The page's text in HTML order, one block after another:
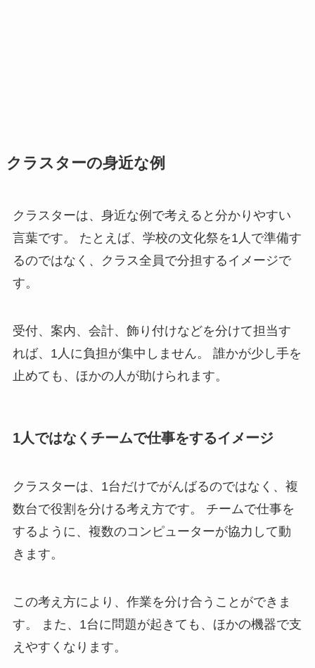
クラスターの身近な例
クラスターは、身近な例で考えると分かりやすい
言葉です。 たとえば、学校の文化祭を1人で準備す
るのではなく、クラス全員で分担するイメージで
す。
受付、案内、会計、飾り付けなどを分けて担当す
れば、1人に負担が集中しません。 誰かが少し手を
止めても、ほかの人が助けられます。
1人ではなくチームで仕事をするイメージ
クラスターは、1台だけでがんばるのではなく、複
数台で役割を分ける考え方です。 チームで仕事を
するように、複数のコンピューターが協力して動
きます。
この考え方により、作業を分け合うことができま
す。 また、1台に問題が起きても、ほかの機器で支
えやすくなります。